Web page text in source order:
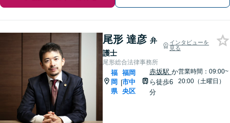
尾形 達彦 弁
護士
インタビューを
見る
尾形総合法律事務所
福
岡
県
|
福岡
市中
央区
赤坂駅 か
ら徒歩6
分
営業時間：09:00~
20:00（土曜日）